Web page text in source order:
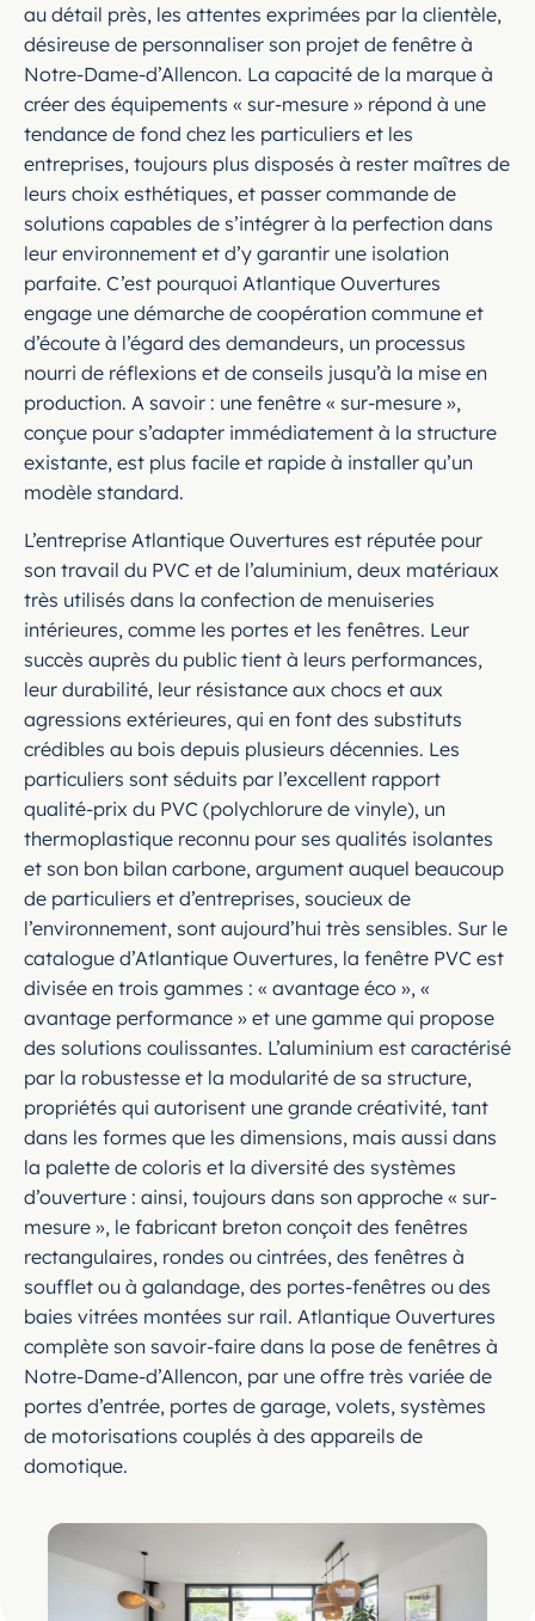
au détail près, les attentes exprimées par la clientèle,
désireuse de personnaliser son projet de fenêtre à
Notre-Dame-d’Allencon. La capacité de la marque à
créer des équipements « sur-mesure » répond à une
tendance de fond chez les particuliers et les
entreprises, toujours plus disposés à rester maîtres de
leurs choix esthétiques, et passer commande de
solutions capables de s’intégrer à la perfection dans
leur environnement et d’y garantir une isolation
parfaite. C’est pourquoi Atlantique Ouvertures
engage une démarche de coopération commune et
d’écoute à l’égard des demandeurs, un processus
nourri de réflexions et de conseils jusqu’à la mise en
production. A savoir : une fenêtre « sur-mesure »,
conçue pour s’adapter immédiatement à la structure
existante, est plus facile et rapide à installer qu’un
modèle standard.
L’entreprise Atlantique Ouvertures est réputée pour
son travail du PVC et de l’aluminium, deux matériaux
très utilisés dans la confection de menuiseries
intérieures, comme les portes et les fenêtres. Leur
succès auprès du public tient à leurs performances,
leur durabilité, leur résistance aux chocs et aux
agressions extérieures, qui en font des substituts
crédibles au bois depuis plusieurs décennies. Les
particuliers sont séduits par l’excellent rapport
qualité-prix du PVC (polychlorure de vinyle), un
thermoplastique reconnu pour ses qualités isolantes
et son bon bilan carbone, argument auquel beaucoup
de particuliers et d’entreprises, soucieux de
l’environnement, sont aujourd’hui très sensibles. Sur le
catalogue d’Atlantique Ouvertures, la fenêtre PVC est
divisée en trois gammes : « avantage éco », «
avantage performance » et une gamme qui propose
des solutions coulissantes. L’aluminium est caractérisé
par la robustesse et la modularité de sa structure,
propriétés qui autorisent une grande créativité, tant
dans les formes que les dimensions, mais aussi dans
la palette de coloris et la diversité des systèmes
d’ouverture : ainsi, toujours dans son approche « sur-
mesure », le fabricant breton conçoit des fenêtres
rectangulaires, rondes ou cintrées, des fenêtres à
soufflet ou à galandage, des portes-fenêtres ou des
baies vitrées montées sur rail. Atlantique Ouvertures
complète son savoir-faire dans la pose de fenêtres à
Notre-Dame-d’Allencon, par une offre très variée de
portes d’entrée, portes de garage, volets, systèmes
de motorisations couplés à des appareils de
domotique.